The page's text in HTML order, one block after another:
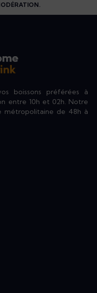
boissons préférées à
entre 10h et 02h. Notre
métropolitaine de 48h à